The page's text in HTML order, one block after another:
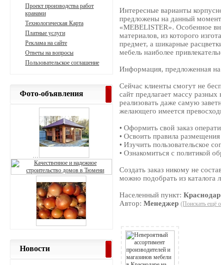
Интересные варианты
предложены на данный
«MEBELISTER». Особенное
материалов, из которого
предмет, а шикарные
мебель наиболее
Информация, предложенная на
Сейчас клиенты смогут не
сайт предлагает массу
реализовать даже самую
желающего имеется
• Оформить свой заказ
• Освоить правила размещения
• Изучить пользовательское
• Ознакомиться с политикой
Создать заказ никому не
можно подобрать из каталога
Населенный пункт:Краснодар
Автор:Менеджер (Поискать ещё
Проект производства работ
кранами
Технологическая Карта
Платные услуги
Реклама на сайте
Ответы на вопросы
Пользовательское соглашение
Фото-объявления
Новости